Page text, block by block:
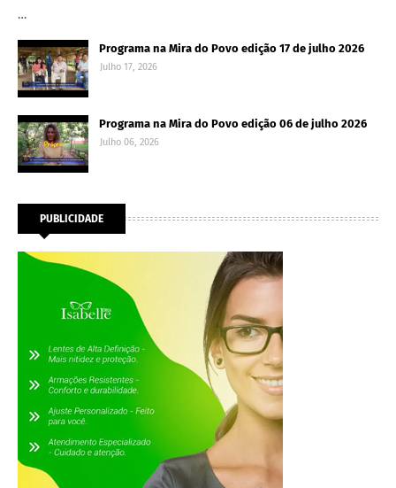
…
Programa na Mira do Povo edição 17 de julho 2026
Julho 17, 2026
Programa na Mira do Povo edição 06 de julho 2026
Julho 06, 2026
PUBLICIDADE